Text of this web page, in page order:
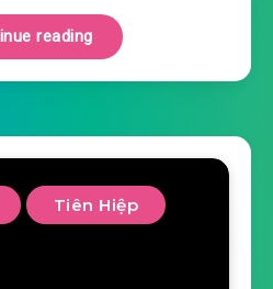
reading
Tiên Hiệp